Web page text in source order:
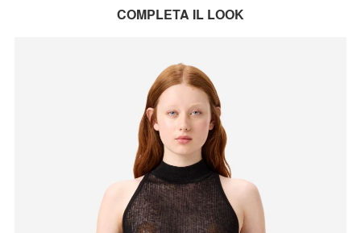
COMPLETA IL LOOK